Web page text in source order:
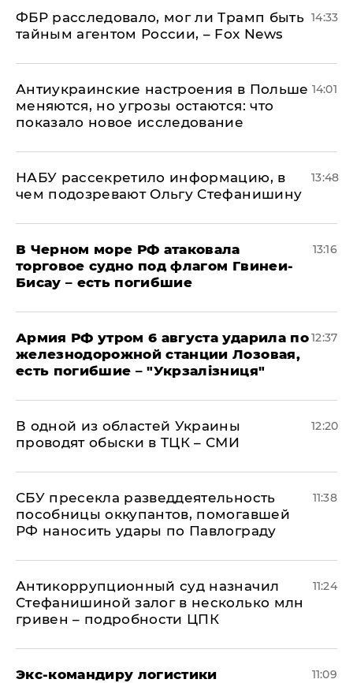
ФБР расследовало, мог ли Трамп быть
тайным агентом России, – Fox News
14:33
Антиукраинские настроения в Польше
меняются, но угрозы остаются: что
показало новое исследование
14:01
НАБУ рассекретило информацию, в
чем подозревают Ольгу Стефанишину
13:48
В Черном море РФ атаковала
торговое судно под флагом Гвинеи-
Бисау – есть погибшие
13:16
Армия РФ утром 6 августа ударила по
железнодорожной станции Лозовая,
есть погибшие – "Укрзалізниця"
12:37
В одной из областей Украины
проводят обыски в ТЦК – СМИ
12:20
СБУ пресекла разведдеятельность
пособницы оккупантов, помогавшей
РФ наносить удары по Павлограду
11:38
Антикоррупционный суд назначил
Стефанишиной залог в несколько млн
гривен – подробности ЦПК
11:24
Экс-командиру логистики
11:09